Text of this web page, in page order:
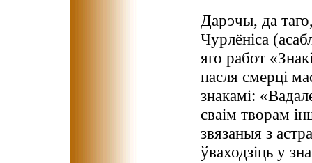
Дарэчы, да
Чурлёніса
яго работ
пасля смерці
знакамі:
сваім творам
звязаныя з
ўваходзіць у